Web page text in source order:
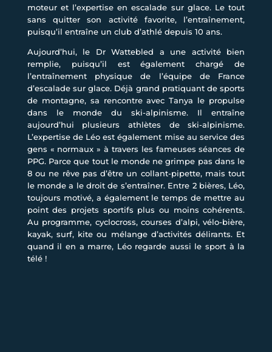
moteur et l’expertise en escalade sur glace. Le tout
sans quitter son activité favorite, l’entraînement,
puisqu’il entraîne un club d’athlé depuis 10 ans.
Aujourd’hui, le Dr Wattebled a une activité bien
remplie, puisqu’il est également chargé de
l’entraînement physique de l’équipe de France
d’escalade sur glace. Déjà grand pratiquant de sports
de montagne, sa rencontre avec Tanya le propulse
dans le monde du ski-alpinisme. Il entraîne
aujourd’hui plusieurs athlètes de ski-alpinisme.
L’expertise de Léo est également mise au service des
gens « normaux » à travers les fameuses séances de
PPG. Parce que tout le monde ne grimpe pas dans le
8 ou ne rêve pas d’être un collant-pipette, mais tout
le monde a le droit de s’entraîner. Entre 2 bières, Léo,
toujours motivé, a également le temps de mettre au
point des projets sportifs plus ou moins cohérents.
Au programme, cyclocross, courses d’alpi, vélo-bière,
kayak, surf, kite ou mélange d’activités délirants. Et
quand il en a marre, Léo regarde aussi le sport à la
télé !